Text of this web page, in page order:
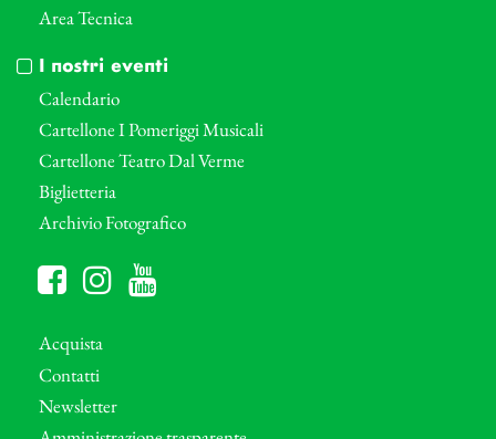
Area Tecnica
I nostri eventi
Calendario
Cartellone I Pomeriggi Musicali
Cartellone Teatro Dal Verme
Biglietteria
Archivio Fotografico
Acquista
Contatti
Newsletter